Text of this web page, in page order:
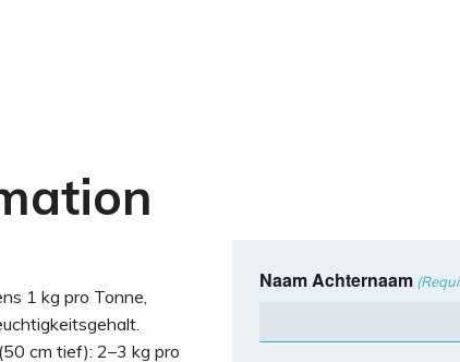
1 kg pro Tonne,
cm tief): 2–3 kg pro
Naam Achternaam